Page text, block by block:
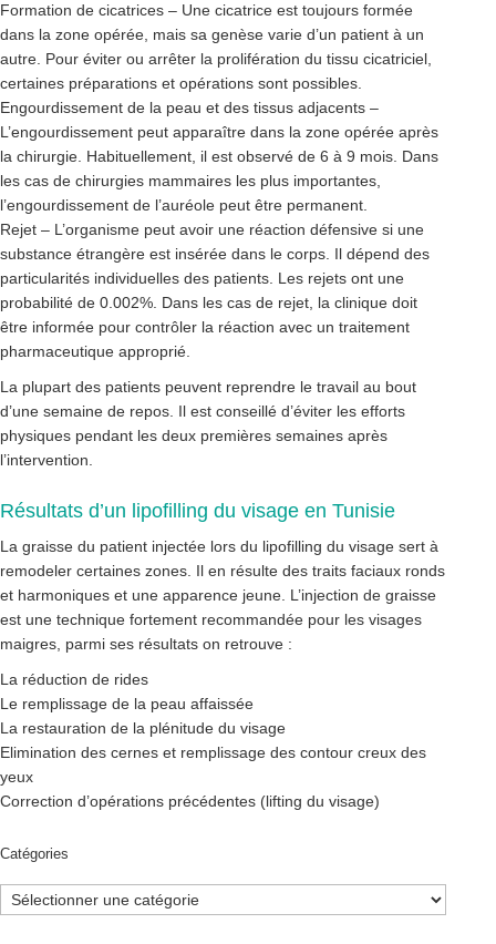
Formation de cicatrices – Une cicatrice est toujours formée
dans la zone opérée, mais sa genèse varie d’un patient à un
autre. Pour éviter ou arrêter la prolifération du tissu cicatriciel,
certaines préparations et opérations sont possibles.
Engourdissement de la peau et des tissus adjacents –
L’engourdissement peut apparaître dans la zone opérée après
la chirurgie. Habituellement, il est observé de 6 à 9 mois. Dans
les cas de chirurgies mammaires les plus importantes,
l’engourdissement de l’auréole peut être permanent.
Rejet – L’organisme peut avoir une réaction défensive si une
substance étrangère est insérée dans le corps. Il dépend des
particularités individuelles des patients. Les rejets ont une
probabilité de 0.002%. Dans les cas de rejet, la clinique doit
être informée pour contrôler la réaction avec un traitement
pharmaceutique approprié.
La plupart des patients peuvent reprendre le travail au bout
d’une semaine de repos. Il est conseillé d’éviter les efforts
physiques pendant les deux premières semaines après
l’intervention.
Résultats d’un lipofilling du visage en Tunisie
La graisse du patient injectée lors du lipofilling du visage sert à
remodeler certaines zones. Il en résulte des traits faciaux ronds
et harmoniques et une apparence jeune. L’injection de graisse
est une technique fortement recommandée pour les visages
maigres, parmi ses résultats on retrouve :
La réduction de rides
Le remplissage de la peau affaissée
La restauration de la plénitude du visage
Elimination des cernes et remplissage des contour creux des
yeux
Correction d’opérations précédentes (lifting du visage)
Catégories
Catégories